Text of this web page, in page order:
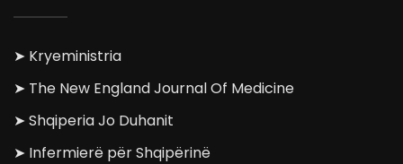
➤ Kryeministria
➤ The New England Journal Of Medicine
➤ Shqiperia Jo Duhanit
➤ Infermierë për Shqipërinë